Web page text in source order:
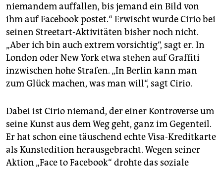
niemandem auffallen, bis jemand ein Bild von
ihm auf Facebook postet.“ Erwischt wurde Cirio bei
seinen Streetart-Aktivitäten bisher noch nicht.
„Aber ich bin auch extrem vorsichtig“, sagt er. In
London oder New York etwa stehen auf Graffiti
inzwischen hohe Strafen. „In Berlin kann man
zum Glück machen, was man will“, sagt Cirio.
Dabei ist Cirio niemand, der einer Kontroverse um
seine Kunst aus dem Weg geht, ganz im Gegenteil.
Er hat schon eine täuschend echte Visa-Kreditkarte
als Kunstedition herausgebracht. Wegen seiner
Aktion „Face to Facebook“ drohte das soziale